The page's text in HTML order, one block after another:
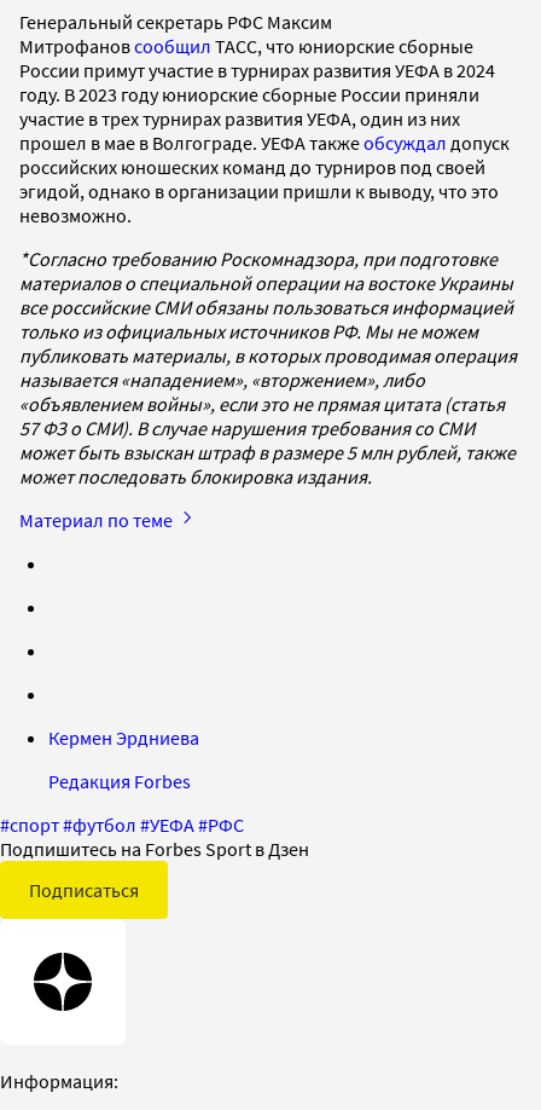
Генеральный секретарь РФС Максим
Митрофановсообщил ТАСС, что юниорские сборные
России примут участие в турнирах развития УЕФА в 2024
году. В 2023 году юниорские сборные России приняли
участие в трех турнирах развития УЕФА, один из них
прошел в мае в Волгограде. УЕФА такжеобсуждал допуск
российских юношеских команд до турниров под своей
эгидой, однако в организации пришли к выводу, что это
невозможно.
*Согласно требованию Роскомнадзора, при подготовке
материалов о специальной операции на востоке Украины
все российские СМИ обязаны пользоваться информацией
только из официальных источников РФ. Мы не можем
публиковать материалы, в которых проводимая операция
называется «нападением», «вторжением», либо
«объявлением войны», если это не прямая цитата (статья
57 ФЗ о СМИ). В случае нарушения требования со СМИ
может быть взыскан штраф в размере 5 млн рублей, также
может последовать блокировка издания.
Материал по теме
Кермен Эрдниева
Редакция Forbes
#спорт#футбол #УЕФА#РФС
Подпишитесь на Forbes Sport в Дзен
Подписаться
Информация: